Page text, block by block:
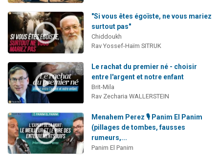
"Si vous êtes égoïste, ne vous mariez
surtout pas"
Chiddoukh
Rav Yossef-Haïm SITRUK
Le rachat du premier né - choisir
entre l'argent et notre enfant
Brit-Mila
Rav Zecharia WALLERSTEIN
Menahem Perez 🎙️ Panim El Panim
(pillages de tombes, fausses
rumeurs,...
Panim El Panim